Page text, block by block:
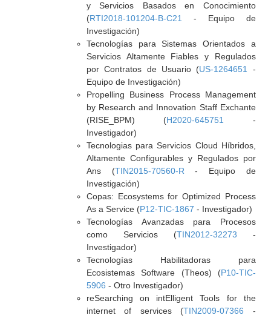
y Servicios Basados en Conocimiento
(RTI2018-101204-B-C21
- Equipo de
Investigación)
Tecnologías para Sistemas Orientados a
Servicios Altamente Fiables y Regulados
por Contratos de Usuario (US-1264651
-
Equipo de Investigación)
Propelling Business Process Management
by Research and Innovation Staff Exchante
(RISE_BPM) (H2020-645751
-
Investigador)
Tecnologias para Servicios Cloud Híbridos,
Altamente Configurables y Regulados por
Ans (TIN2015-70560-R - Equipo de
Investigación)
Copas: Ecosystems for Optimized Process
As a Service (P12-TIC-1867 - Investigador)
Tecnologías Avanzadas para Procesos
como Servicios (TIN2012-32273 -
Investigador)
Tecnologías Habilitadoras para
Ecosistemas Software (Theos) (P10-TIC-
5906 - Otro Investigador)
reSearching on intElligent Tools for the
internet of services (TIN2009-07366 -